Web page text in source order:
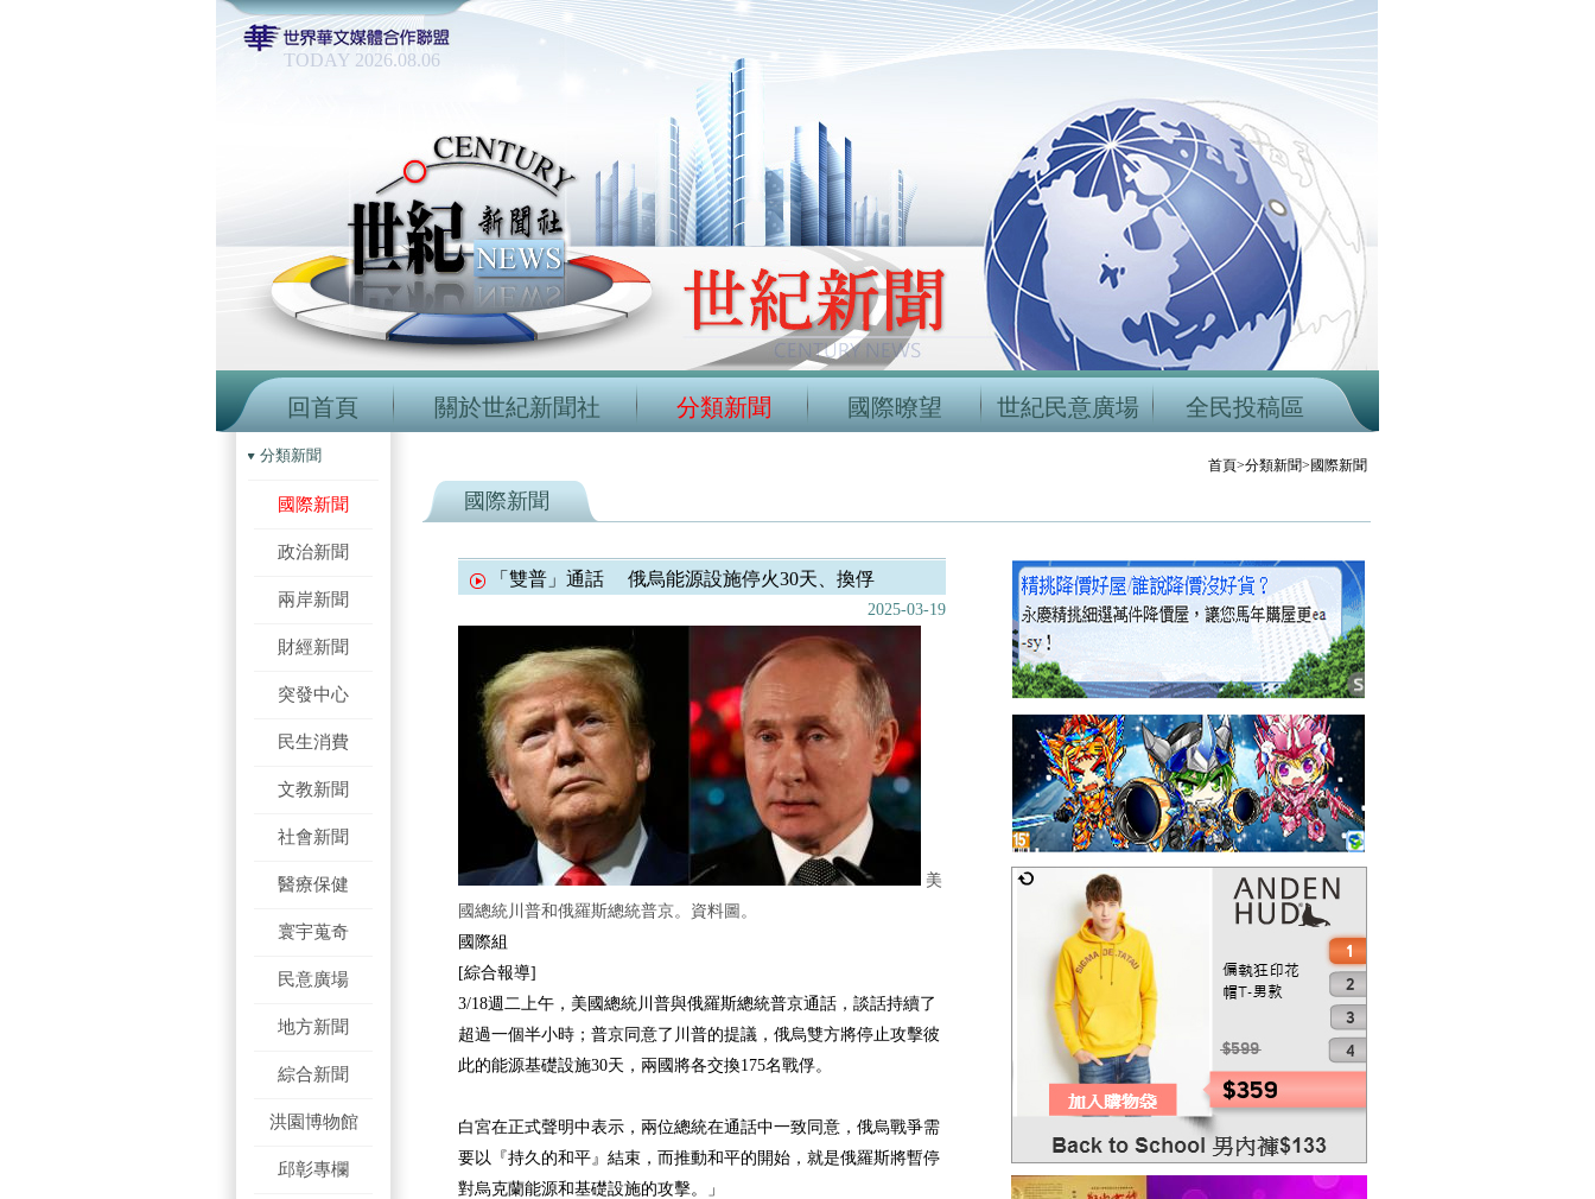
TODAY 2026.08.06
回首頁 關於世紀新聞社 分類新聞 國際暸望 世紀民意廣場 全民投稿區
分類新聞
國際新聞
政治新聞
兩岸新聞
財經新聞
突發中心
民生消費
文教新聞
社會新聞
醫療保健
寰宇蒐奇
民意廣場
地方新聞
綜合新聞
洪園博物館
邱彰專欄
首頁>分類新聞>國際新聞
國際新聞
「雙普」通話 俄烏能源設施停火30天、換俘
2025-03-19
美
國總統川普和俄羅斯總統普京。資料圖。
國際組
[綜合報導]
3/18週二上午，美國總統川普與俄羅斯總統普京通話，談話持續了
超過一個半小時；普京同意了川普的提議，俄烏雙方將停止攻擊彼
此的能源基礎設施30天，兩國將各交換175名戰俘。
白宮在正式聲明中表示，兩位總統在通話中一致同意，俄烏戰爭需
要以『持久的和平』結束，而推動和平的開始，就是俄羅斯將暫停
對烏克蘭能源和基礎設施的攻擊。」